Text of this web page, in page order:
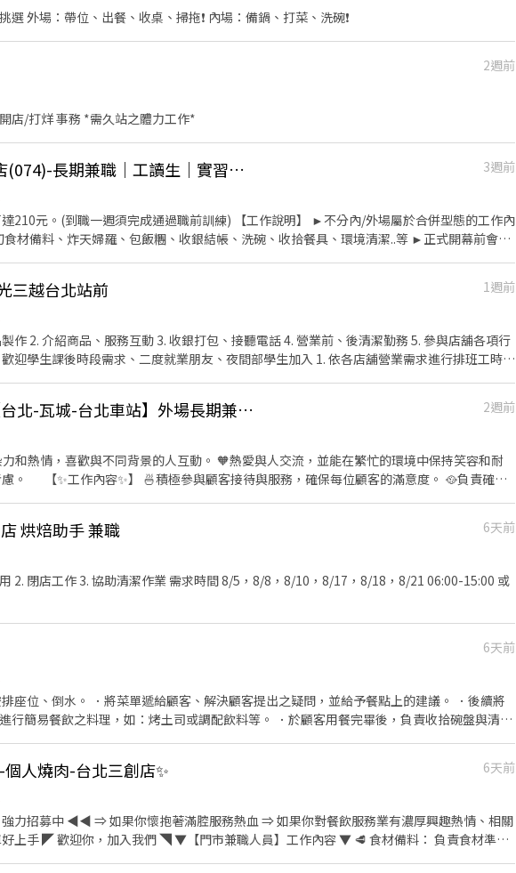
外場：帶位、出餐、收桌、掃拖❗️ 內場：備鍋、打菜、洗碗❗️
2週前
店/打烊 事務 *需久站之體力工作*
[日商 丸亀製麵] 三創生活店(074)-長期兼職｜工讀生｜實習｜彈性排班｜
3週前
210元。(到職一週須完成通過職前訓練) 【工作說明】 ►不分內/外場屬於合併型態的工作內
材備料、炸天婦羅、包飯糰、收銀結帳、洗碗、收拾餐具、環境清潔..等 ►正式開幕前會安
我們的團隊」
三越台北站前
1週前
作 2. 介紹商品、服務互動 3. 收銀打包、接聽電話 4. 營業前、後清潔勤務 5. 參與店舖各項行
迎學生課後時段需求、二度就業朋友、夜間部學生加入 1. 依各店舖營業需求進行排班工時規
🔥時薪200起🔥．供餐🍽️【台北-瓦城-台北車站】外場長期兼職服務人員
2週前
感染力和熱情，喜歡與不同背景的人互動。 🧡熱愛與人交流，並能在繁忙的環境中保持笑容和耐
。 【✨工作內容✨】 🍜積極參與顧客接待與服務，確保每位顧客的滿意度。 🥘負責確保
時薪 💙每週彈性排班制，同享有薪年假 💙上班日提供免費且多樣化菜色員工餐 💙員工本人
烘焙助手 兼職
6天前
時間 8/5，8/8，8/10，8/17，8/18，8/21 06:00-15:00 或
6天前
座位、倒水。 ．將菜單遞給顧客、解決顧客提出之疑問，並給予餐點上的建議。 ．後續將
行簡易餐飲之料理，如：烤土司或調配飲料等。 ．於顧客用餐完畢後，負責收拾碗盤與清理
人燒肉-台北三創店✨️
6天前
力招募中 ◀◀ ⇒ 如果你懷抱著滿腔服務熱血 ⇒ 如果你對餐飲服務業有濃厚興趣熱情、相關
門市兼職人員】工作內容 ▼ ​🥩 食材備料： 負責食材準備